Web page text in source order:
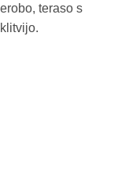
teraso s